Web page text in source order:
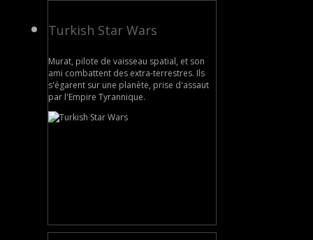
Turkish Star Wars
Murat, pilote de vaisseau spatial, et son
ami combattent des extra-terrestres. Ils
s'égarent sur une planète, prise d'assaut
par l'Empire Tyrannique.